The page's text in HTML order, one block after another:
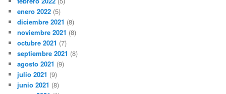
enero 2022 (5)
diciembre 2021 (8)
noviembre 2021 (8)
octubre 2021 (7)
septiembre 2021 (8)
agosto 2021 (9)
julio 2021 (9)
junio 2021 (8)